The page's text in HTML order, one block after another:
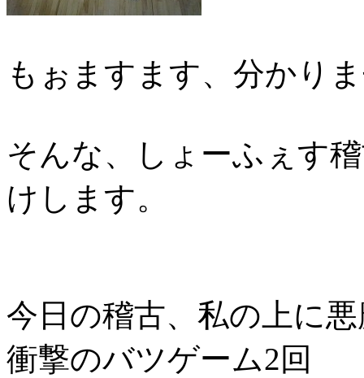
もぉますます、分かり
そんな、しょーふぇす
けします。
今日の稽古、私の上に
衝撃のバツゲーム2回